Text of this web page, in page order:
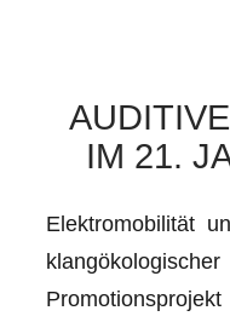
IM 21.
Elektromobilität